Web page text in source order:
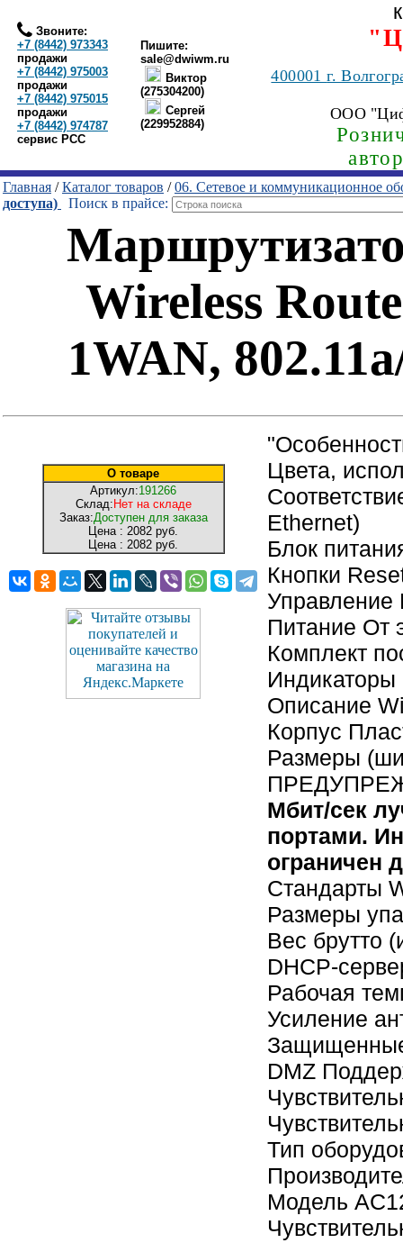
Звоните:
+7 (8442) 973343
продажи
+7 (8442) 975003
продажи
+7 (8442) 975015
продажи
+7 (8442) 974787
сервис РСС
Пишите:
sale@dwiwm.ru
Виктор
(275304200)
Сергей
(229952884)
400001г.
ООО
Главная /Каталог товаров /06. Сетевое и коммуникационное
доступа)
Поиск в прайсе:
Wireless
1WAN,
О товаре
Артикул:191266
Склад: Нет на складе
Заказ:Доступен для заказа
Цена : 2082 руб.
Цена : 2082 руб.
Цвета,
Ethernet)
Блок
Кнопки
Питание От
Комплект
Индикаторы
Описание
Корпус
Размеры
Мбит/сек
портами.
ограничен
Стандарты
Размеры
Вес брутто
DHCP-
Рабочая
Усиление
DMZ
Тип
Модель